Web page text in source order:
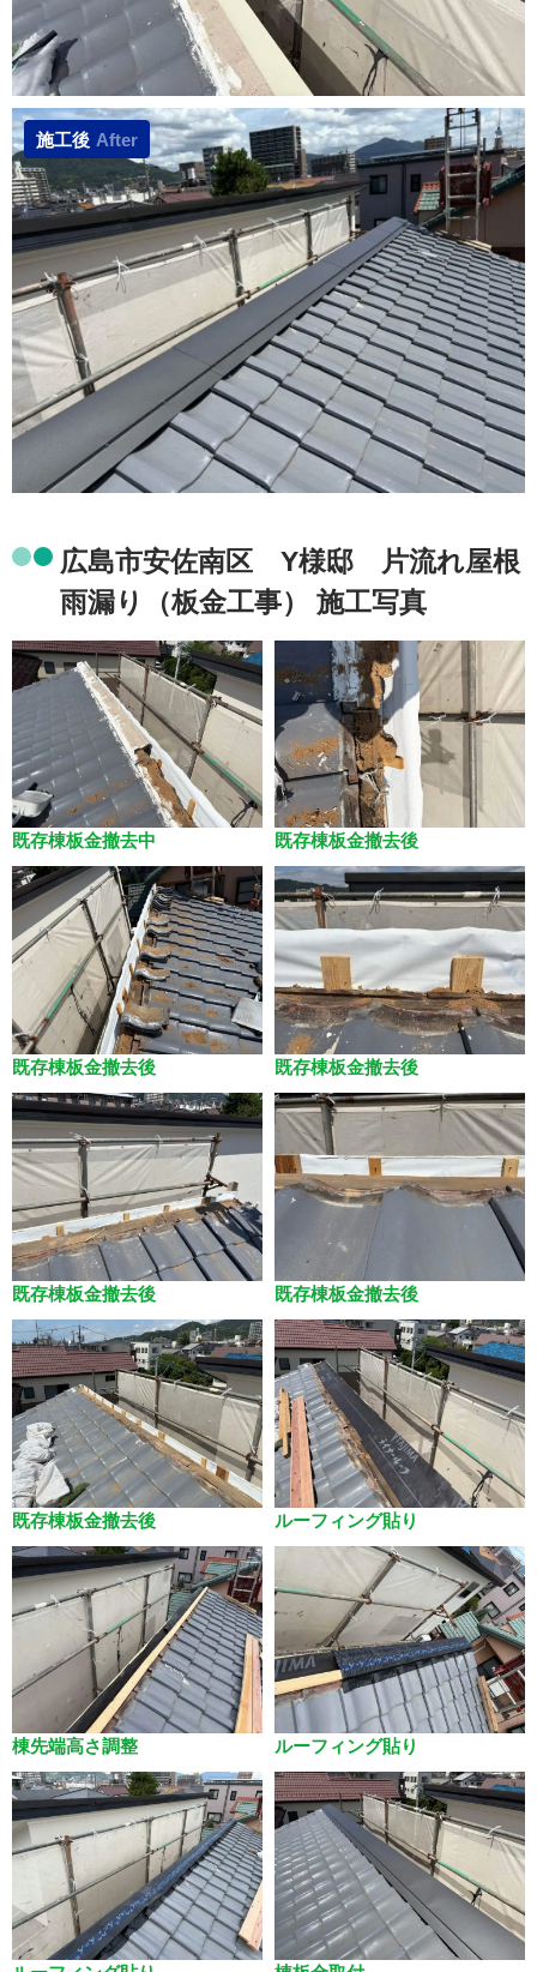
施工後 After
広島市安佐南区 Y様邸 片流れ屋根
雨漏り（板金工事） 施工写真
既存棟板金撤去中 既存棟板金撤去後
既存棟板金撤去後 既存棟板金撤去後
既存棟板金撤去後 既存棟板金撤去後
既存棟板金撤去後 ルーフィング貼り
棟先端高さ調整 ルーフィング貼り